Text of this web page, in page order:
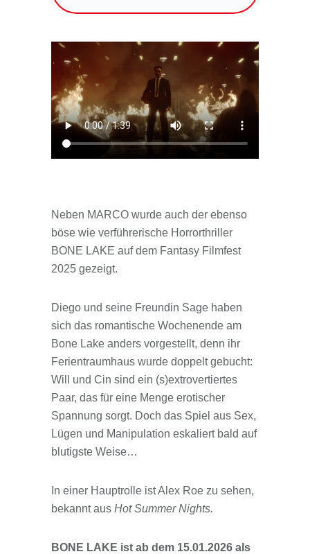
Neben MARCO wurde auch der ebenso
böse wie verführerische Horrorthriller
BONE LAKE auf dem Fantasy Filmfest
2025 gezeigt.
Diego und seine Freundin Sage haben
sich das romantische Wochenende am
Bone Lake anders vorgestellt, denn ihr
Ferientraumhaus wurde doppelt gebucht:
Will und Cin sind ein (s)extrovertiertes
Paar, das für eine Menge erotischer
Spannung sorgt. Doch das Spiel aus Sex,
Lügen und Manipulation eskaliert bald auf
blutigste Weise…
In einer Hauptrolle ist Alex Roe zu sehen,
bekannt aus Hot Summer Nights.
BONE LAKE ist ab dem 15.01.2026 als